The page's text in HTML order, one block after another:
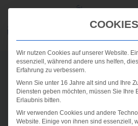
COOKIES
Wir nutzen Cookies auf unserer Website.
essenziell, während andere uns helfen,
Erfahrung zu verbessern.
Wenn Sie unter 16 Jahre alt sind und Ihre
Diensten geben möchten, müssen Sie Ihre
Erlaubnis bitten.
Wir verwenden Cookies und andere
Website. Einige von ihnen sind essenziell,